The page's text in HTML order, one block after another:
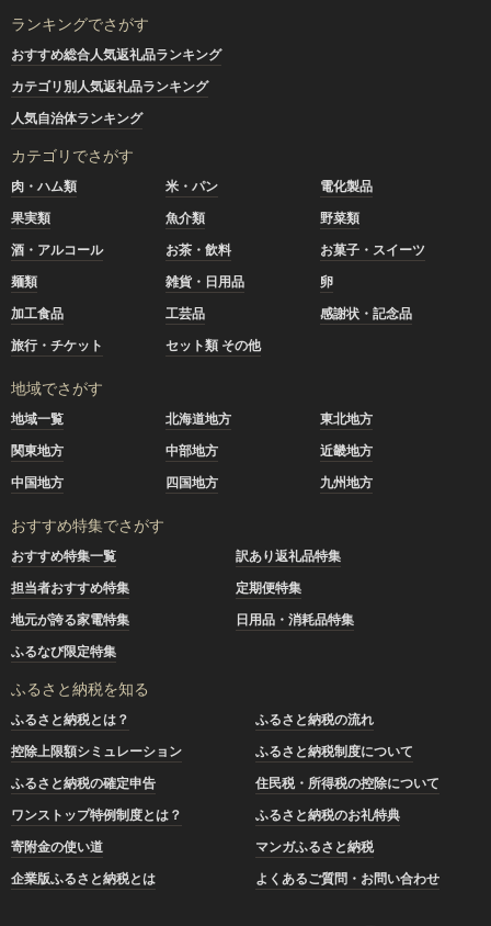
ランキングでさがす
おすすめ総合人気返礼品ランキング
カテゴリ別人気返礼品ランキング
人気自治体ランキング
カテゴリでさがす
肉・ハム類 米・パン
電化製品
果実類
魚介類
野菜類
酒・アルコール
お茶・飲料
お菓子・スイーツ
麺類
雑貨・日用品
卵
加工食品
工芸品
感謝状・記念品
旅行・チケット
セット類 その他
地域でさがす
地域一覧 北海道地方
東北地方
関東地方
中部地方
近畿地方
中国地方
四国地方 九州地方
おすすめ特集でさがす
おすすめ特集一覧
訳あり返礼品特集
担当者おすすめ特集
定期便特集
地元が誇る家電特集
日用品・消耗品特集
ふるなび限定特集
ふるさと納税を知る
ふるさと納税とは？
ふるさと納税の流れ
控除上限額シミュレーション
ふるさと納税制度について
ふるさと納税の確定申告
住民税・所得税の控除について
ワンストップ特例制度とは？
ふるさと納税のお礼特典
寄附金の使い道
マンガふるさと納税
企業版ふるさと納税とは
よくあるご質問・お問い合わせ